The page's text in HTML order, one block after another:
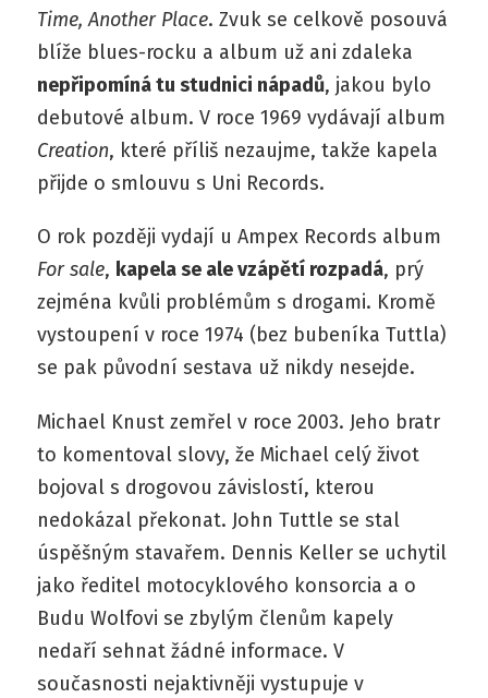
Time, Another Place. Zvuk se celkově posouvá
blíže blues-rocku a album už ani zdaleka
nepřipomíná tu studnici nápadů, jakou bylo
debutové album. V roce 1969 vydávají album
Creation, které příliš nezaujme, takže kapela
přijde o smlouvu s Uni Records.
O rok později vydají u Ampex Records album
For sale, kapela se ale vzápětí rozpadá, prý
zejména kvůli problémům s drogami. Kromě
vystoupení v roce 1974 (bez bubeníka Tuttla)
se pak původní sestava už nikdy nesejde.
Michael Knust zemřel v roce 2003. Jeho bratr
to komentoval slovy, že Michael celý život
bojoval s drogovou závislostí, kterou
nedokázal překonat. John Tuttle se stal
úspěšným stavařem. Dennis Keller se uchytil
jako ředitel motocyklového konsorcia a o
Budu Wolfovi se zbylým členům kapely
nedaří sehnat žádné informace. V
současnosti nejaktivněji vystupuje v